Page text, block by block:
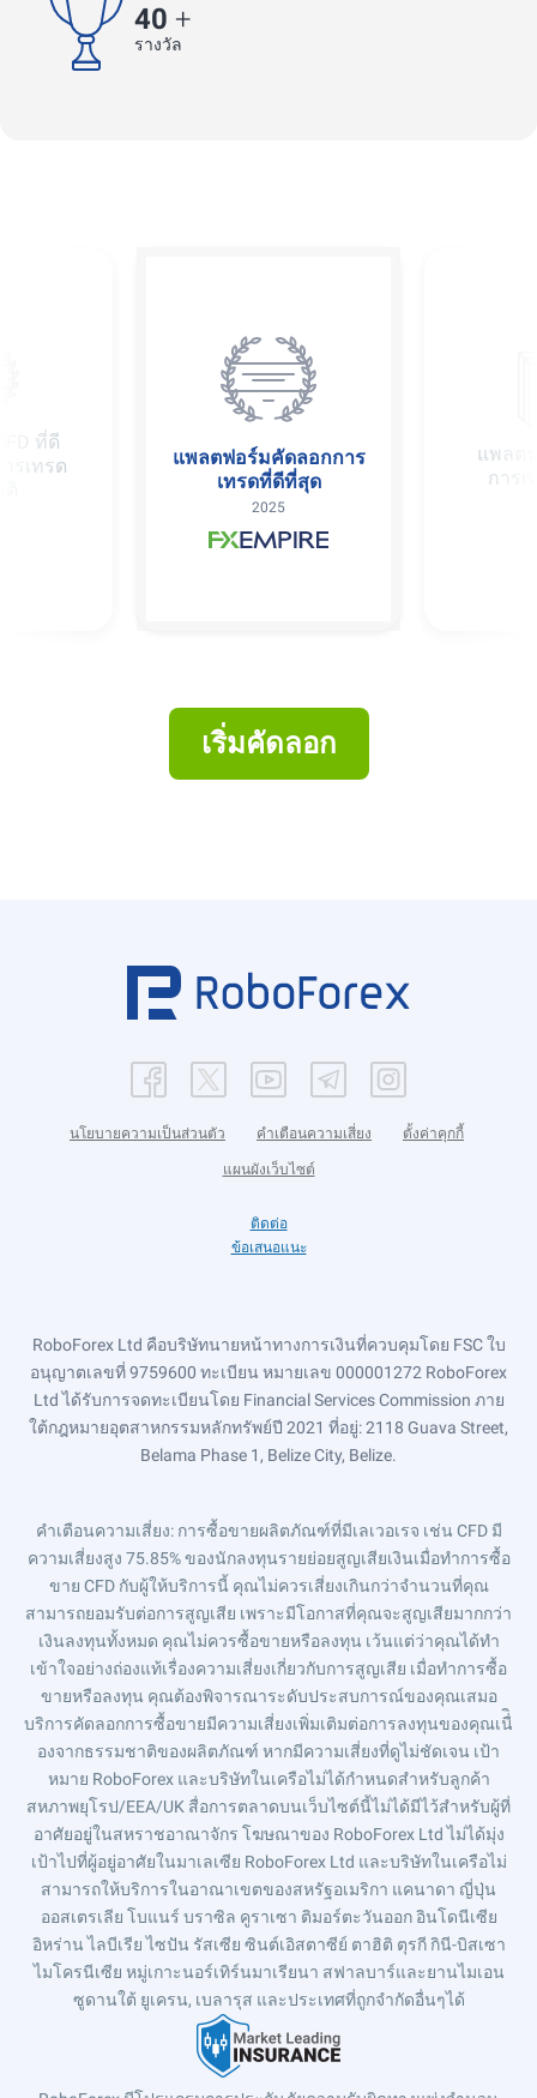
40 +
รางวัล
ที่ดี
รเทรด
แพลตฟอร์มคัดลอกการ
เทรดที่ดีที่สุด
2025
แพลต
การ
เริ่มคัดลอก
นโยบายความเป็นส่วนตัว คำเตือนความเสี่ยง ตั้งค่าคุกกี้
แผนผังเว็บไซต์
ติดต่อ
ข้อเสนอแนะ
RoboForex Ltd คือบริษัทนายหน้าทางการเงินที่ควบคุมโดย FSC ใบ
อนุญาตเลขที่ 9759600 ทะเบียน หมายเลข 000001272 RoboForex
Ltd ได้รับการจดทะเบียนโดย Financial Services Commission ภาย
ใต้กฎหมายอุตสาหกรรมหลักทรัพย์ปี 2021 ที่อยู่: 2118 Guava Street,
Belama Phase 1, Belize City, Belize.
คำเตือนความเสี่ยง: การซื้อขายผลิตภัณฑ์ที่มีเลเวอเรจ เช่น CFD มี
ความเสี่ยงสูง 75.85% ของนักลงทุนรายย่อยสูญเสียเงินเมื่อทำการซื้อ
ขาย CFD กับผู้ให้บริการนี้ คุณไม่ควรเสี่ยงเกินกว่าจำนวนที่คุณ
สามารถยอมรับต่อการสูญเสีย เพราะมีโอกาสที่คุณจะสูญเสียมากกว่า
เงินลงทุนทั้งหมด คุณไม่ควรซื้อขายหรือลงทุน เว้นแต่ว่าคุณได้ทำ
เข้าใจอย่างถ่องแท้เรื่องความเสี่ยงเกี่ยวกับการสูญเสีย เมื่อทำการซื้อ
ขายหรือลงทุน คุณต้องพิจารณาระดับประสบการณ์ของคุณเสมอ
บริการคัดลอกการซื้อขายมีความเสี่ยงเพิ่มเติมต่อการลงทุนของคุณเนื่ิ
องจากธรรมชาติของผลิตภัณฑ์ หากมีความเสี่ยงที่ดูไม่ชัดเจน เป้า
หมาย RoboForex และบริษัทในเครือไม่ได้กำหนดสำหรับลูกค้า
สหภาพยุโรป/EEA/UK สื่อการตลาดบนเว็บไซต์นี้ไม่ได้มีไว้สำหรับผู้ที่
อาศัยอยู่ในสหราชอาณาจักร โฆษณาของ RoboForex Ltd ไม่ได้มุ่ง
เป้าไปที่ผู้อยู่อาศัยในมาเลเซีย RoboForex Ltd และบริษัทในเครือไม่
สามารถให้บริการในอาณาเขตของสหรัฐอเมริกา แคนาดา ญี่ปุ่น
ออสเตรเลีย โบแนร์ บราซิล คูราเซา ติมอร์ตะวันออก อินโดนีเซีย
อิหร่าน ไลบีเรีย ไซปัน รัสเซีย ซินต์เอิสตาซีย์ ตาฮิติ ตุรกี กินี-บิสเซา
ไมโครนีเซีย หมู่เกาะนอร์เทิร์นมาเรียนา สฟาลบาร์และยานไมเอน
ซูดานใต้ ยูเครน, เบลารุส และประเทศที่ถูกจำกัดอื่นๆได้